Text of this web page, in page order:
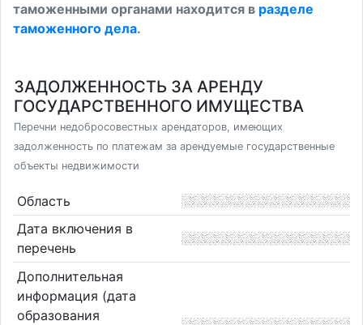
таможенными органами находится в разделе
таможенного дела.
ЗАДОЛЖЕННОСТЬ ЗА АРЕНДУ
ГОСУДАРСТВЕННОГО ИМУЩЕСТВА
Перечни недобросовестных арендаторов, имеющих
задолженность по платежам за арендуемые государственные
объекты недвижимости
Область
Дата включения в
перечень
Дополнительная
информация (дата
образования